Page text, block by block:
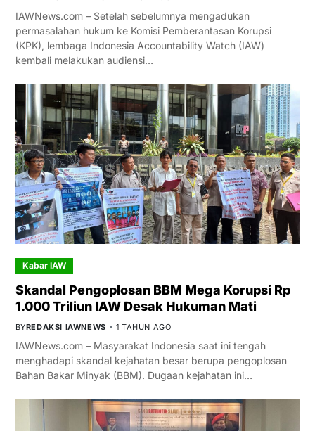
IAWNews.com – Setelah sebelumnya mengadukan
permasalahan hukum ke Komisi Pemberantasan Korupsi
(KPK), lembaga Indonesia Accountability Watch (IAW)
kembali melakukan audiensi…
Kabar IAW
Skandal Pengoplosan BBM Mega Korupsi Rp
1.000 Triliun IAW Desak Hukuman Mati
BYREDAKSI IAWNEWS 1 TAHUN AGO
IAWNews.com – Masyarakat Indonesia saat ini tengah
menghadapi skandal kejahatan besar berupa pengoplosan
Bahan Bakar Minyak (BBM). Dugaan kejahatan ini…